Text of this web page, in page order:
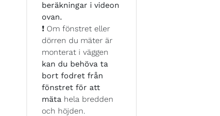
beräkningar i videon
ovan.
❗ Om fönstret eller
dörren du mäter är
monterat i väggen
kan du behöva ta
bort fodret från
fönstret för att
mäta hela bredden
och höjden.